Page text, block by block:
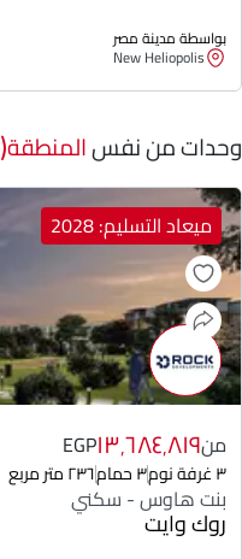
بواسطة مدينة مصر
New Heliopolis
وحدات من نفسالمنطقة(1871)
ميعاد التسليم: 2028
من١٣٬٦٨٤٬٨١٩EGP
٣ غرفة نوم ٣ حمام ٢٣٦ متر مربع
بنت هاوس - سكني
روك وايت